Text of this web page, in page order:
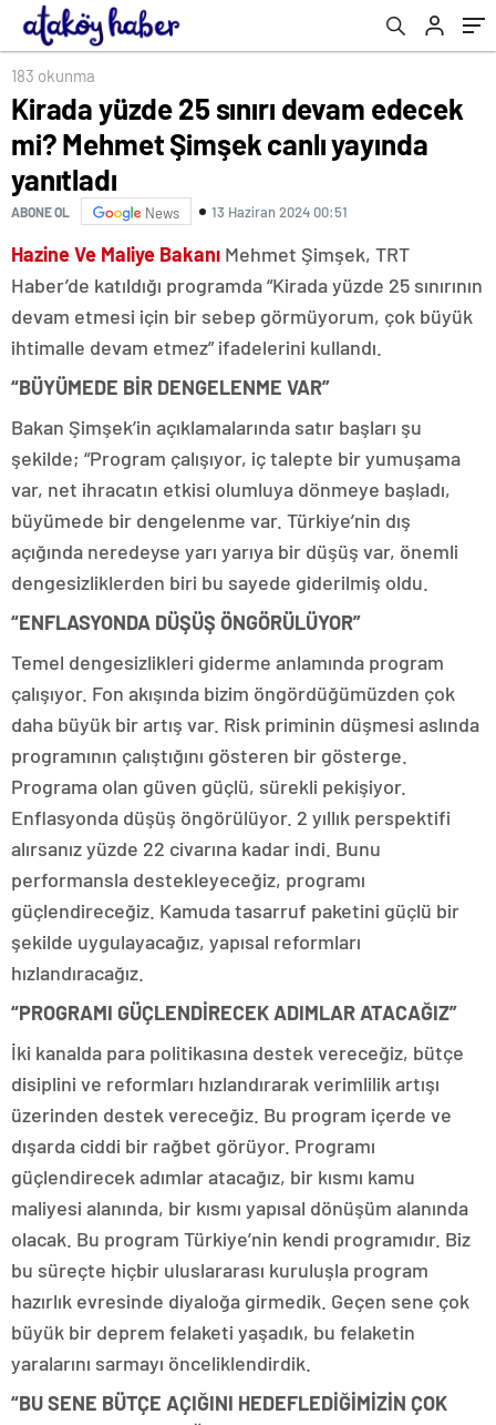
183 okunma
Kirada yüzde 25 sınırı devam edecek
mi? Mehmet Şimşek canlı yayında
yanıtladı
ABONE OL News 13 Haziran 2024 00:51
Hazine Ve Maliye Bakanı Mehmet Şimşek, TRT
Haber’de katıldığı programda “Kirada yüzde 25 sınırının
devam etmesi için bir sebep görmüyorum, çok büyük
ihtimalle devam etmez” ifadelerini kullandı.
“BÜYÜMEDE BİR DENGELENME VAR”
Bakan Şimşek’in açıklamalarında satır başları şu
şekilde; “Program çalışıyor, iç talepte bir yumuşama
var, net ihracatın etkisi olumluya dönmeye başladı,
büyümede bir dengelenme var. Türkiye’nin dış
açığında neredeyse yarı yarıya bir düşüş var, önemli
dengesizliklerden biri bu sayede giderilmiş oldu.
“ENFLASYONDA DÜŞÜŞ ÖNGÖRÜLÜYOR”
Temel dengesizlikleri giderme anlamında program
çalışıyor. Fon akışında bizim öngördüğümüzden çok
daha büyük bir artış var. Risk priminin düşmesi aslında
programının çalıştığını gösteren bir gösterge.
Programa olan güven güçlü, sürekli pekişiyor.
Enflasyonda düşüş öngörülüyor. 2 yıllık perspektifi
alırsanız yüzde 22 civarına kadar indi. Bunu
performansla destekleyeceğiz, programı
güçlendireceğiz. Kamuda tasarruf paketini güçlü bir
şekilde uygulayacağız, yapısal reformları
hızlandıracağız.
“PROGRAMI GÜÇLENDİRECEK ADIMLAR ATACAĞIZ”
İki kanalda para politikasına destek vereceğiz, bütçe
disiplini ve reformları hızlandırarak verimlilik artışı
üzerinden destek vereceğiz. Bu program içerde ve
dışarda ciddi bir rağbet görüyor. Programı
güçlendirecek adımlar atacağız, bir kısmı kamu
maliyesi alanında, bir kısmı yapısal dönüşüm alanında
olacak. Bu program Türkiye’nin kendi programıdır. Biz
bu süreçte hiçbir uluslararası kuruluşla program
hazırlık evresinde diyaloğa girmedik. Geçen sene çok
büyük bir deprem felaketi yaşadık, bu felaketin
yaralarını sarmayı önceliklendirdik.
“BU SENE BÜTÇE AÇIĞINI HEDEFLEDİĞİMİZİN ÇOK